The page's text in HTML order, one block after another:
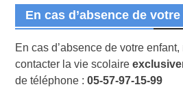
En cas d’absence de
En cas d’absence de votre
contacter la vie scolaire
de téléphone : 05-57-97-15-99